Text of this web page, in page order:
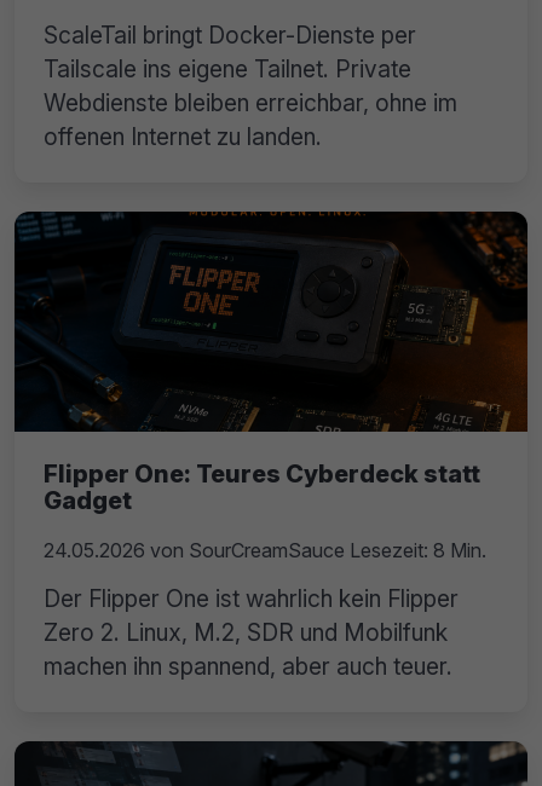
ScaleTail bringt Docker-Dienste per
Tailscale ins eigene Tailnet. Private
Webdienste bleiben erreichbar, ohne im
offenen Internet zu landen.
Flipper One: Teures Cyberdeck statt
Gadget
24.05.2026 von SourCreamSauce Lesezeit: 8 Min.
Der Flipper One ist wahrlich kein Flipper
Zero 2. Linux, M.2, SDR und Mobilfunk
machen ihn spannend, aber auch teuer.